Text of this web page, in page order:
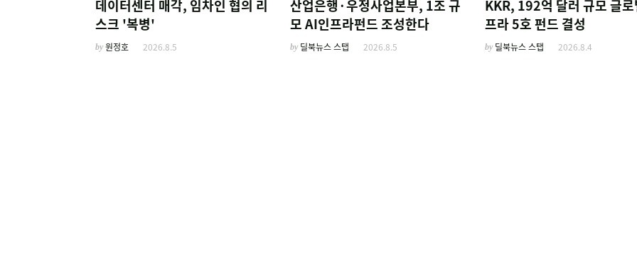
데이터센터 매각, 임차인 협의 리
스크 '복병'
by원정호 2026.8.5
산업은행·우정사업본부, 1조 규
모 AI인프라펀드 조성한다
by 딜북뉴스 스탭 2026.8.5
KKR, 192억 달러 규모 글
프라 5호 펀드 결성
by 딜북뉴스 스탭 2026.8.4